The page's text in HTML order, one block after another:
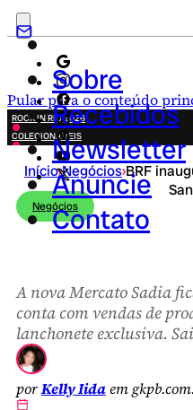
Pular para o conteúdo
Sobre
Recebidos
Newsletter
Anuncie
Contato
ROCK IN RIO 2026
COLECIONÁVEIS
FESTA JUNINA
NOVIDADES
CAMPANHAS CRIATIVAS
Início›Negócios›BRF
Negócios
A nova Mercato Sadia
conta com vendas de
lanchonete exclusiva.
porKelly Iidaem